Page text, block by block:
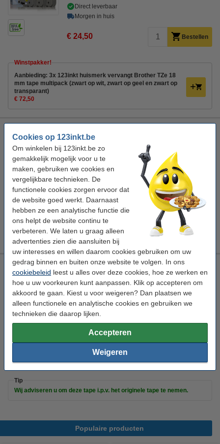
Cookies op 123inkt.be
Om winkelen bij 123inkt.be zo
gemakkelijk mogelijk voor u te
maken, gebruiken we cookies en
vergelijkbare technieken. De
functionele cookies zorgen ervoor dat
de website goed werkt. Daarnaast
hebben ze een analytische functie die
ons helpt de website continu te
verbeteren. We laten u graag alleen
advertenties zien die aansluiten bij
uw interesses en willen daarom cookies gebruiken om uw
gedrag binnen en buiten onze website te volgen. In ons
cookiebeleid leest u alles over deze cookies, hoe ze werken en
hoe u uw voorkeuren kunt aanpassen. Klik op accepteren om
akkoord te gaan. Kiest u voor weigeren? Dan plaatsen we
alleen functionele en analytische cookies en gebruiken we
technieken die daarop lijken.
Accepteren
Weigeren
Direct leverbaar
Morgen in huis
€ 24,50 Bestellen
Winstpakker!
Aanbieding: 3x 123inkt huismerk vervangt Brother TZe 18
mm tape multipack (zwart op wit, zwart op geel en zwart op
transparant)
€ 72,50
mm tape multipack (zwart op wit, zwart op geel en zwart op
transparant)
multifunctioneel
18 mm x 8 m (BxL)
gelamineerd
Bekijk de specificaties en omschrijving
Direct leverbaar
Morgen in huis
€ 72,50 Bestellen
Aanbieding: 123inkt huismerk vervangt 5x Brother TZe-641
tape zwart op geel 18 mm
18 mm x 8 m (BxL)
Bekijk de specificaties en omschrijving
Direct leverbaar
Morgen in huis
€ 42,50
Tip
Wij adviseren u om deze tape i.p.v. het originele tape te nemen.
Populaire producten